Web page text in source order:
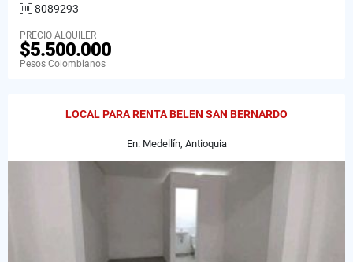
8089293
PRECIO ALQUILER
$5.500.000
Pesos Colombianos
LOCAL PARA RENTA BELEN SAN BERNARDO
En: Medellín, Antioquia